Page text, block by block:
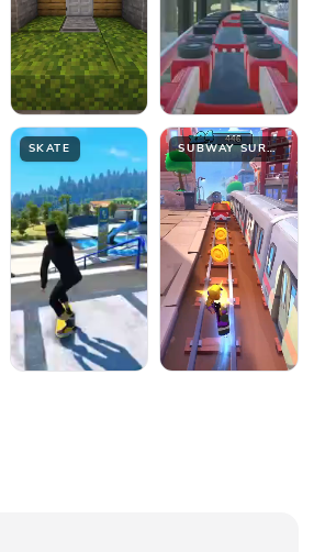
SKATE SUBWAY SURFER